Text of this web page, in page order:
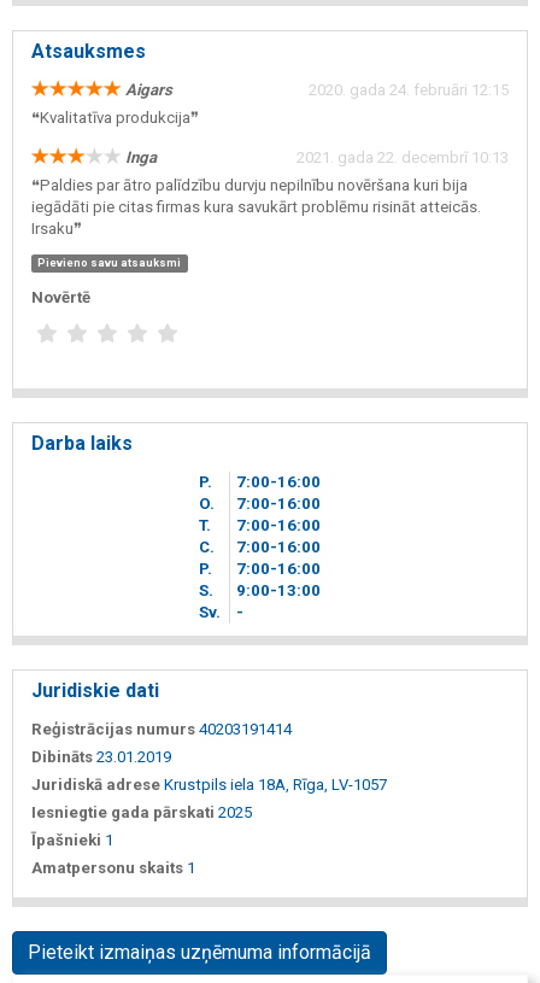
Atsauksmes
Aigars
2020. gada 24. februāri 12:15
❝Kvalitatīva produkcija❞
Inga
2021. gada 22. decembrī 10:13
❝Paldies par ātro palīdzību durvju nepilnību novēršana kuri bija
iegādāti pie citas firmas kura savukārt problēmu risināt atteicās.
Irsaku❞
Pievieno savu atsauksmi
Novērtē
Darba laiks
P. 7 00-16 00
O.
7 00-16 00
T.
7 00-16 00
C.
7 00-16 00
P.
7 00-16 00
S.
9 00-13 00
Sv.
-
Juridiskie dati
Reģistrācijas numurs 40203191414
Dibināts 23.01.2019
Juridiskā adrese Krustpils iela 18A, Rīga, LV-1057
Iesniegtie gada pārskati 2025
Īpašnieki 1
Amatpersonu skaits 1
Pieteikt izmaiņas uzņēmuma informācijā